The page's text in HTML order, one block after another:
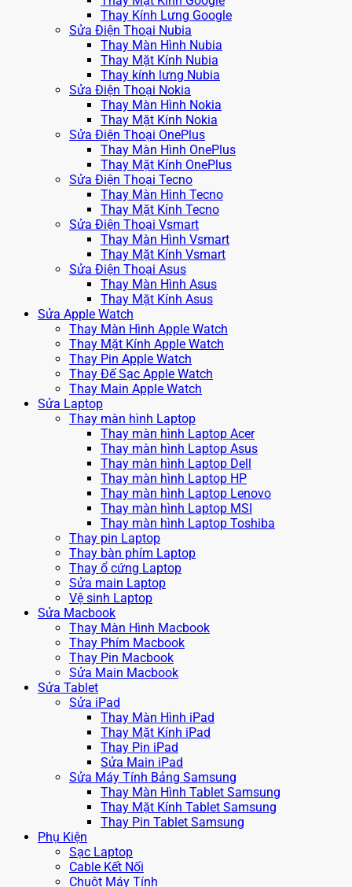
Thay Kính Lưng Google
Sửa Điện Thoại Nubia
Thay Màn Hình Nubia
Thay Mặt Kính Nubia
Thay kính lưng Nubia
Sửa Điện Thoại Nokia
Thay Màn Hình Nokia
Thay Mặt Kính Nokia
Sửa Điện Thoại OnePlus
Thay Màn Hình OnePlus
Thay Mặt Kính OnePlus
Sửa Điện Thoại Tecno
Thay Màn Hình Tecno
Thay Mặt Kính Tecno
Sửa Điện Thoại Vsmart
Thay Màn Hình Vsmart
Thay Mặt Kính Vsmart
Sửa Điện Thoại Asus
Thay Màn Hình Asus
Thay Mặt Kính Asus
Sửa Apple Watch
Thay Màn Hình Apple Watch
Thay Mặt Kính Apple Watch
Thay Pin Apple Watch
Thay Đế Sạc Apple Watch
Thay Main Apple Watch
Sửa Laptop
Thay màn hình Laptop
Thay màn hình Laptop Acer
Thay màn hình Laptop Asus
Thay màn hình Laptop Dell
Thay màn hình Laptop HP
Thay màn hình Laptop Lenovo
Thay màn hình Laptop MSI
Thay màn hình Laptop Toshiba
Thay pin Laptop
Thay bàn phím Laptop
Thay ổ cứng Laptop
Sửa main Laptop
Vệ sinh Laptop
Sửa Macbook
Thay Màn Hình Macbook
Thay Phím Macbook
Thay Pin Macbook
Sửa Main Macbook
Sửa Tablet
Sửa iPad
Thay Màn Hình iPad
Thay Mặt Kính iPad
Thay Pin iPad
Sửa Main iPad
Sửa Máy Tính Bảng Samsung
Thay Màn Hình Tablet Samsung
Thay Mặt Kính Tablet Samsung
Thay Pin Tablet Samsung
Phụ Kiện
Sạc Laptop
Cable Kết Nối
Chuột Máy Tính